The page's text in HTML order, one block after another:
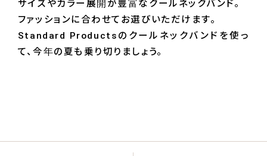
サイズやカラー展開が豊富なクールネックバンド。
ファッションに合わせてお選びいただけます。
Standard Productsのクールネックバンドを使っ
て、今年の夏も乗り切りましょう。